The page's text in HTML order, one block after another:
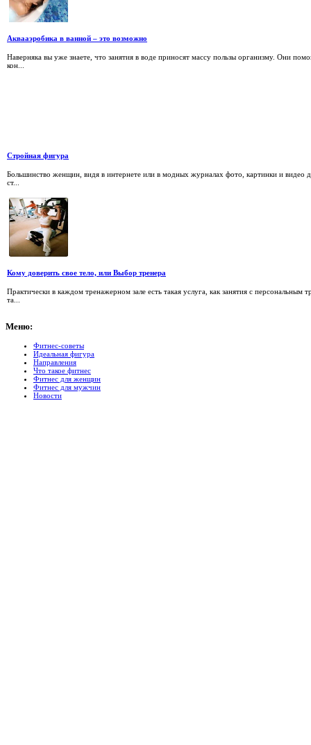
Аквааэробика в ванной – это возможно
Наверняка вы уже знаете, что занятия в воде приносят массу пользы организму. Они
кон...
Стройная фигура
Большинство женщин, видя в интернете или в модных журналах фото, картинки и видео
ст...
Кому доверить свое тело, или Выбор тренера
Практически в каждом тренажерном зале есть такая услуга, как занятия с персональным
та...
Меню:
Фитнес-советы
Идеальная фигура
Направления
Что такое фитнес
Фитнес для женщин
Фитнес для мужчин
Новости